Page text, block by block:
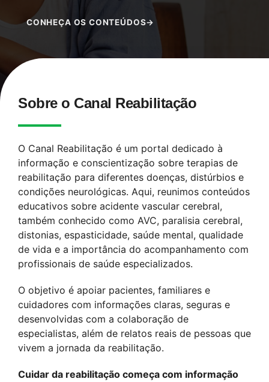
CONHEÇA OS CONTEÚDOS→
Sobre o Canal Reabilitação
O Canal Reabilitação é um portal dedicado à
informação e conscientização sobre terapias de
reabilitação para diferentes doenças, distúrbios e
condições neurológicas. Aqui, reunimos conteúdos
educativos sobre acidente vascular cerebral,
também conhecido como AVC, paralisia cerebral,
distonias, espasticidade, saúde mental, qualidade
de vida e a importância do acompanhamento com
profissionais de saúde especializados.
O objetivo é apoiar pacientes, familiares e
cuidadores com informações claras, seguras e
desenvolvidas com a colaboração de
especialistas, além de relatos reais de pessoas que
vivem a jornada da reabilitação.
Cuidar da reabilitação começa com informação